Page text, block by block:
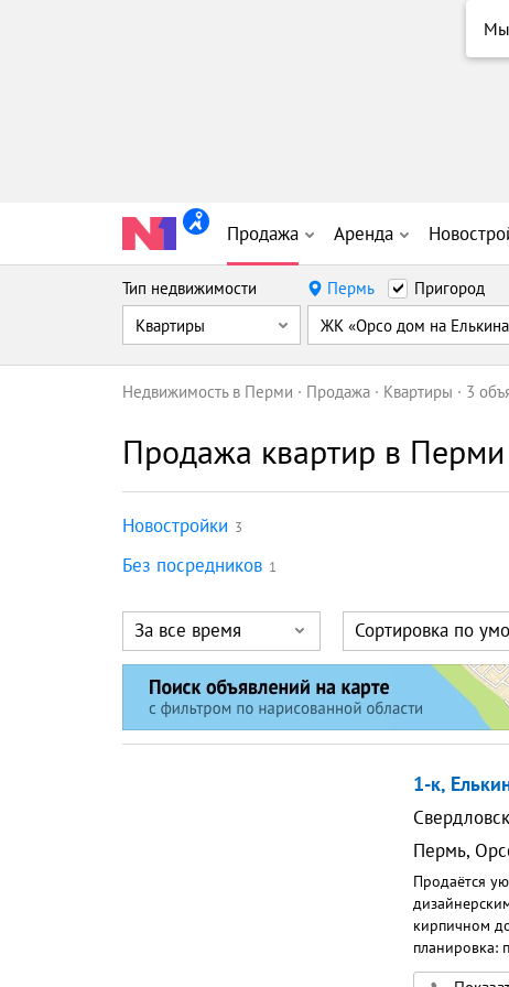
Продажа Аренда
Тип недвижимости
Квартиры
Пермь
Пригород
ЖК «Орсо дом на
Недвижимость в Перми Продажа Квартиры 3
Продажа квартир в Перми
Новостройки 3
Без посредников 1
За все время Сортировка по
1-к,
Пермь,
Продаётся
кирпичном
планировка: